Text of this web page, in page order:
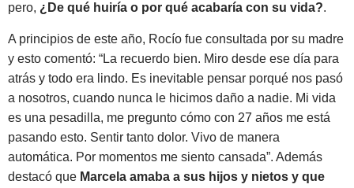
pero, ¿De qué huiría o por qué acabaría con su vida?.
A principios de este año, Rocío fue consultada por su madre
y esto comentó: “La recuerdo bien. Miro desde ese día para
atrás y todo era lindo. Es inevitable pensar porqué nos pasó
a nosotros, cuando nunca le hicimos daño a nadie. Mi vida
es una pesadilla, me pregunto cómo con 27 años me está
pasando esto. Sentir tanto dolor. Vivo de manera
automática. Por momentos me siento cansada”. Además
destacó que Marcela amaba a sus hijos y nietos y que